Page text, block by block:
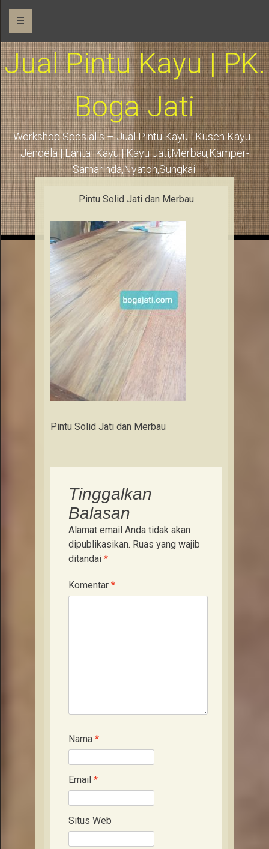
☰
Jual Pintu Kayu | PK.
Boga Jati
Workshop Spesialis – Jual Pintu Kayu | Kusen Kayu -
Jendela | Lantai Kayu | Kayu Jati,Merbau,Kamper-
Samarinda,Nyatoh,Sungkai.
Pintu Solid Jati dan Merbau
Pintu Solid Jati dan Merbau
Tinggalkan
Balasan
Alamat email Anda tidak akan
dipublikasikan. Ruas yang wajib
ditandai *
Komentar *
Nama *
Email *
Situs Web